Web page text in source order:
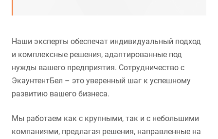
Наши эксперты обеспечат индивидуальный подход
и комплексные решения, адаптированные под
нужды вашего предприятия. Сотрудничество с
ЭкаунтентБел – это уверенный шаг к успешному
развитию вашего бизнеса.
Мы работаем как с крупными, так и с небольшими
компаниями, предлагая решения, направленные на